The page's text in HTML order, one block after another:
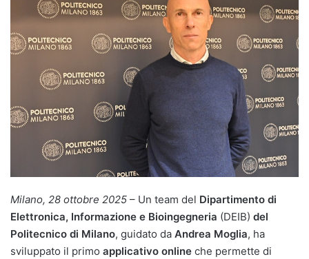
Milano, 28 ottobre 2025 – Un team del Dipartimento di
Elettronica, Informazione e Bioingegneria (DEIB) del
Politecnico di Milano, guidato da Andrea Moglia, ha
sviluppato il primo applicativo online che permette di